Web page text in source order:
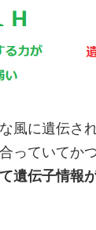
風に遺伝さ
っていてか
遺伝子情報